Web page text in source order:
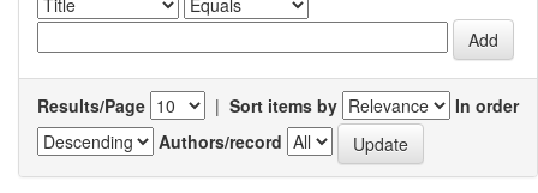
Results/Page | Sort items by
In order
Authors/record